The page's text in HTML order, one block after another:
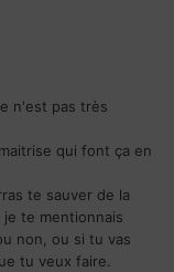
n'est pas très
qui font ça en
te sauver de la
te mentionnais
non, ou si tu vas
tu veux faire.